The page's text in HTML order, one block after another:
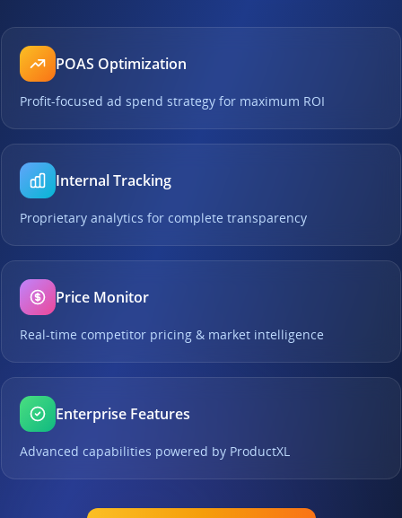
POAS Optimization
Profit-focused ad spend strategy for maximum ROI
Internal Tracking
Proprietary analytics for complete transparency
Price Monitor
Real-time competitor pricing & market intelligence
Enterprise Features
Advanced capabilities powered by ProductXL